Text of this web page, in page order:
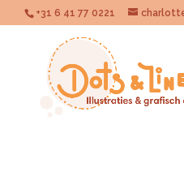
+31 6 41 77 0221